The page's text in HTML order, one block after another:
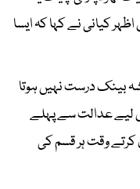
کیانی نے کہا کہ ایسا
بینک درست نہیں ہوتا
اس لیے عدالت سے پہلے
کرتے وقت ہر قسم کی